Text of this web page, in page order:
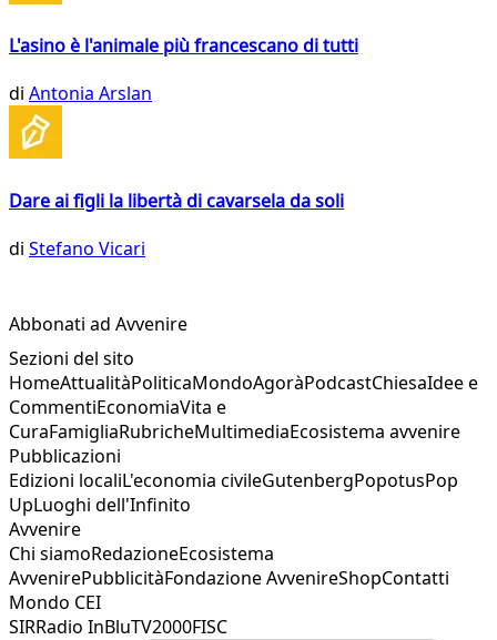
L'asino è l'animale più francescano di tutti
di Antonia Arslan
Dare ai figli la libertà di cavarsela da soli
di Stefano Vicari
Abbonati ad Avvenire
Sezioni del sito
HomeAttualitàPoliticaMondoAgoràPodcastChiesaIdee e
CommentiEconomiaVita e
CuraFamigliaRubricheMultimediaEcosistema avvenire
Pubblicazioni
Edizioni localiL'economia civileGutenbergPopotusPop
UpLuoghi dell'Infinito
Avvenire
Chi siamoRedazioneEcosistema
AvvenirePubblicitàFondazione AvvenireShopContatti
Mondo CEI
SIRRadio InBluTV2000FISC